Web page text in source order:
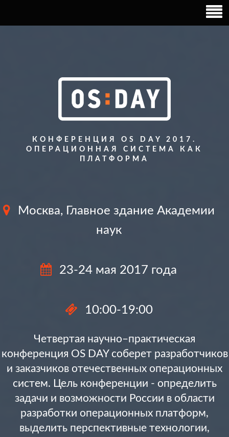
КОНФЕРЕНЦИЯ OS DAY 2017.
ОПЕРАЦИОННАЯ СИСТЕМА КАК
ПЛАТФОРМА
Москва, Главное здание Академии
наук
23-24 мая 2017 года
10:00-19:00
Четвертая научно–практическая
конференция OS DAY соберет разработчиков
и заказчиков отечественных операционных
систем. Цель конференции - определить
задачи и возможности России в области
разработки операционных платформ,
выделить перспективные технологии,